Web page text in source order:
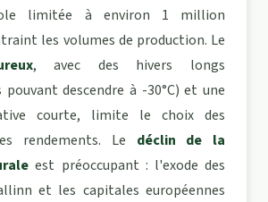
limitée à environ 1 million
les volumes de production. Le
, avec des hivers longs
descendre à -30°C) et une
courte, limite le choix des
rendements. Le déclin de la
est préoccupant : l'exode des
et les capitales européennes